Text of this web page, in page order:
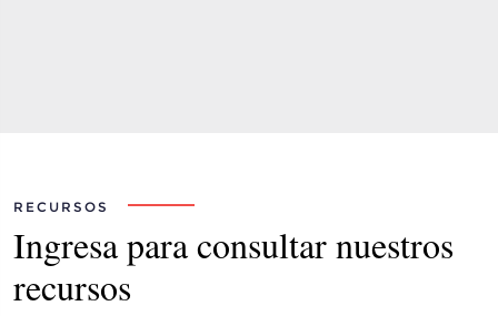
RECURSOS
Ingresa para consultar nuestros
recursos